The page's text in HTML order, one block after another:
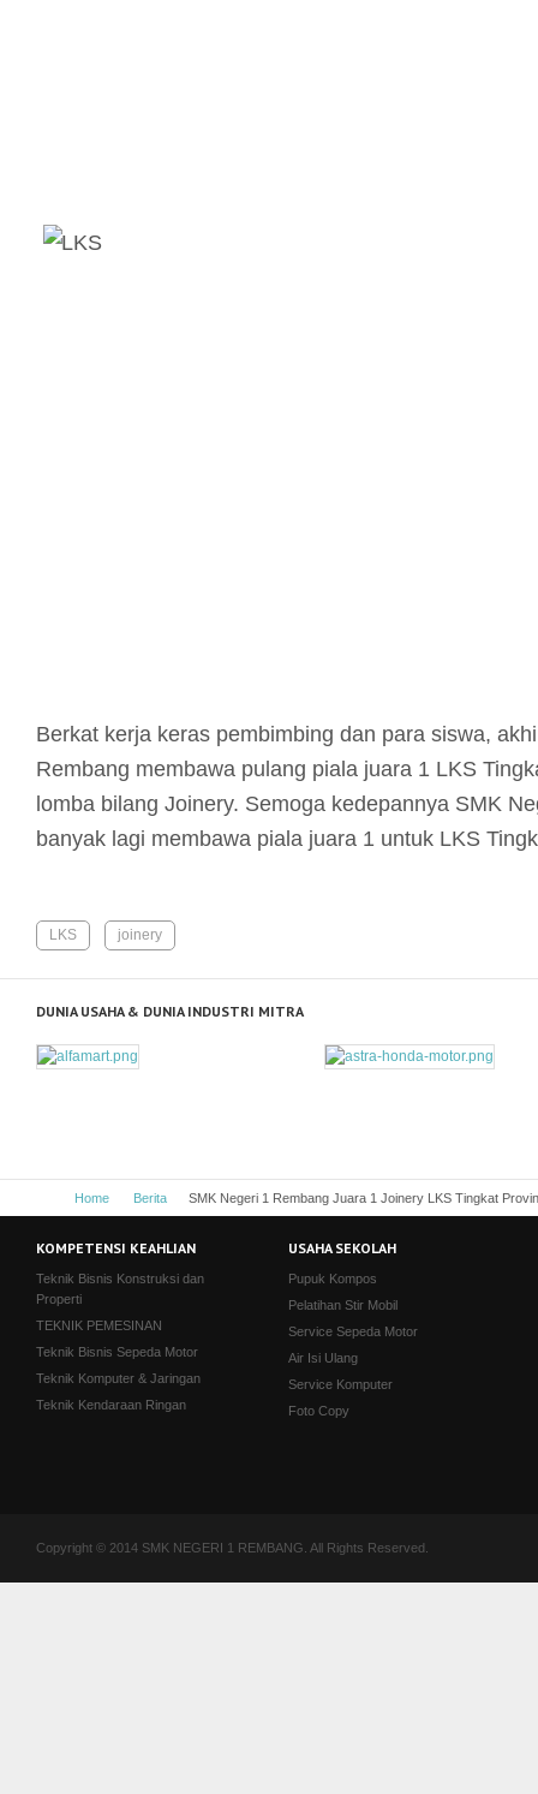
Berkat kerja keras pembimbing dan para siswa,
Rembang membawa pulang piala juara 1 LKS
lomba bilang Joinery. Semoga kedepannya SMK
banyak lagi membawa piala juara 1 untuk LKS
LKS joinery
DUNIA USAHA & DUNIA INDUSTRI MITRA
Home Berita SMK Negeri 1 Rembang Juara 1 Joinery LKS Tingkat
KOMPETENSI KEAHLIAN
Teknik Bisnis Konstruksi dan
Properti
TEKNIK PEMESINAN
Teknik Bisnis Sepeda Motor
Teknik Komputer & Jaringan
Teknik Kendaraan Ringan
USAHA SEKOLAH
Pupuk Kompos
Pelatihan Stir Mobil
Service Sepeda Motor
Air Isi Ulang
Service Komputer
Foto Copy
Copyright © 2014 SMK NEGERI 1 REMBANG. All Rights Reserved.